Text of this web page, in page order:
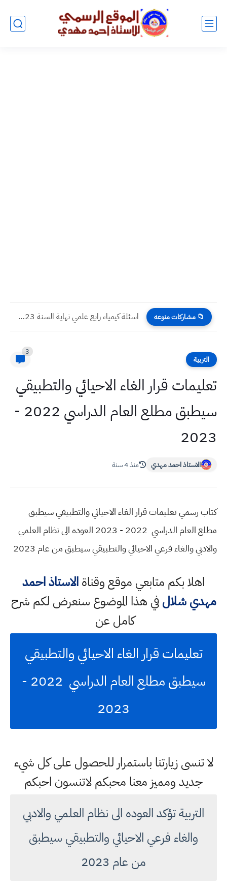
📁 مشاركات منوعه اسئلة كيمياء رابع علمي نهاية السنة 2023
التربية
3
تعليمات قرار الغاء الاحيائي والتطبيقي
سيطبق مطلع العام الدراسي 2022 -
2023
الاستاذ احمد مهدي منذ 4 سنة
كتاب رسمي تعليمات قرار الغاء الاحيائي والتطبيقي سيطبق
مطلع العام الدراسي 2022 - 2023 العوده الى نظام العلمي
والادبي والغاء فرعي الاحيائي والتطبيقي سيطبق من عام 2023
اهلا بكم متابعي موقع وقناةالاستاذ احمد
مهدي شلالفي هذا الموضوع سنعرض لكم شرح
كامل عن
تعليمات قرار الغاء الاحيائي والتطبيقي
سيطبق مطلع العام الدراسي 2022 -
2023
لا تنسى زيارتنا باستمرار للحصول على كل شيء
جديد ومميز معنا محبكم لاتنسون احبكم
التربية تؤكد العوده الى نظام العلمي والادبي
والغاء فرعي الاحيائي والتطبيقي سيطبق
من عام 2023